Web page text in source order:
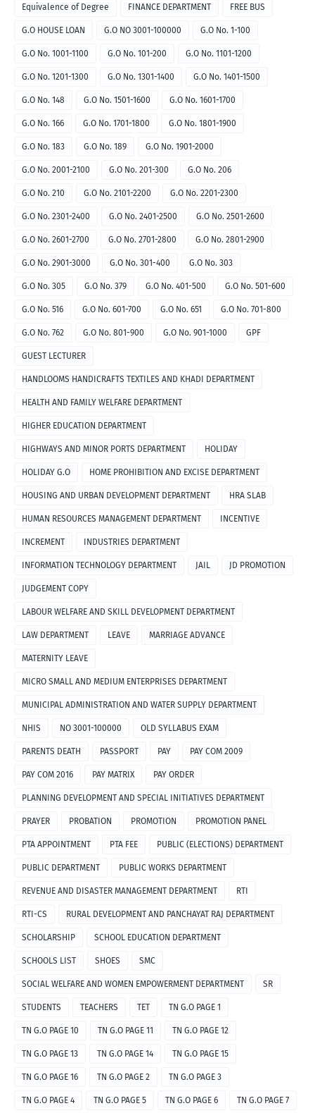
Equivalence of Degree FINANCE DEPARTMENT FREE BUS
G.O HOUSE LOAN G.O NO 3001-100000 G.O No. 1-100
G.O No. 1001-1100 G.O No. 101-200 G.O No. 1101-1200
G.O No. 1201-1300 G.O No. 1301-1400 G.O No. 1401-1500
G.O No. 148 G.O No. 1501-1600 G.O No. 1601-1700
G.O No. 166 G.O No. 1701-1800 G.O No. 1801-1900
G.O No. 183 G.O No. 189 G.O No. 1901-2000
G.O No. 2001-2100 G.O No. 201-300 G.O No. 206
G.O No. 210 G.O No. 2101-2200 G.O No. 2201-2300
G.O No. 2301-2400 G.O No. 2401-2500 G.O No. 2501-2600
G.O No. 2601-2700 G.O No. 2701-2800 G.O No. 2801-2900
G.O No. 2901-3000 G.O No. 301-400 G.O No. 303
G.O No. 305 G.O No. 379 G.O No. 401-500 G.O No. 501-600
G.O No. 516 G.O No. 601-700 G.O No. 651 G.O No. 701-800
G.O No. 762 G.O No. 801-900 G.O No. 901-1000 GPF
GUEST LECTURER
HANDLOOMS HANDICRAFTS TEXTILES AND KHADI DEPARTMENT
HEALTH AND FAMILY WELFARE DEPARTMENT
HIGHER EDUCATION DEPARTMENT
HIGHWAYS AND MINOR PORTS DEPARTMENT HOLIDAY
HOLIDAY G.O HOME PROHIBITION AND EXCISE DEPARTMENT
HOUSING AND URBAN DEVELOPMENT DEPARTMENT HRA SLAB
HUMAN RESOURCES MANAGEMENT DEPARTMENT INCENTIVE
INCREMENT INDUSTRIES DEPARTMENT
INFORMATION TECHNOLOGY DEPARTMENT JAIL JD PROMOTION
JUDGEMENT COPY
LABOUR WELFARE AND SKILL DEVELOPMENT DEPARTMENT
LAW DEPARTMENT LEAVE MARRIAGE ADVANCE
MATERNITY LEAVE
MICRO SMALL AND MEDIUM ENTERPRISES DEPARTMENT
MUNICIPAL ADMINISTRATION AND WATER SUPPLY DEPARTMENT
NHIS NO 3001-100000 OLD SYLLABUS EXAM
PARENTS DEATH PASSPORT PAY PAY COM 2009
PAY COM 2016 PAY MATRIX PAY ORDER
PLANNING DEVELOPMENT AND SPECIAL INITIATIVES DEPARTMENT
PRAYER PROBATION PROMOTION PROMOTION PANEL
PTA APPOINTMENT PTA FEE PUBLIC (ELECTIONS) DEPARTMENT
PUBLIC DEPARTMENT PUBLIC WORKS DEPARTMENT
REVENUE AND DISASTER MANAGEMENT DEPARTMENT RTI
RTI-CS RURAL DEVELOPMENT AND PANCHAYAT RAJ DEPARTMENT
SCHOLARSHIP SCHOOL EDUCATION DEPARTMENT
SCHOOLS LIST SHOES SMC
SOCIAL WELFARE AND WOMEN EMPOWERMENT DEPARTMENT SR
STUDENTS TEACHERS TET TN G.O PAGE 1
TN G.O PAGE 10 TN G.O PAGE 11 TN G.O PAGE 12
TN G.O PAGE 13 TN G.O PAGE 14 TN G.O PAGE 15
TN G.O PAGE 16 TN G.O PAGE 2 TN G.O PAGE 3
TN G.O PAGE 4 TN G.O PAGE 5 TN G.O PAGE 6 TN G.O PAGE 7